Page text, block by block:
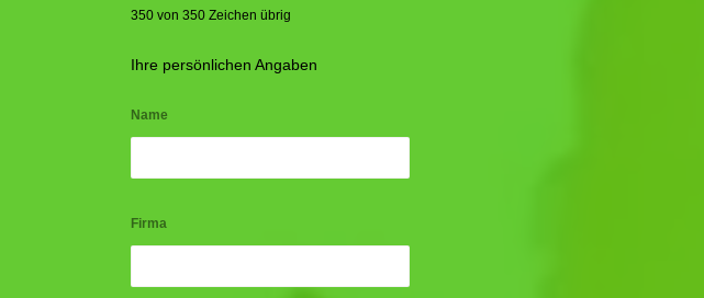
350 von 350 Zeichen übrig
Ihre persönlichen Angaben
Name
Firma